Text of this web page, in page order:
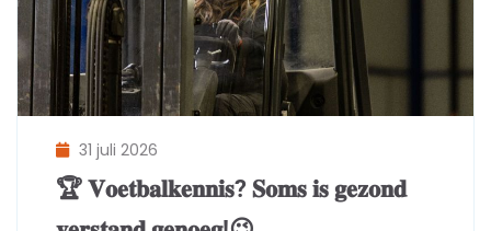
🏆 𝐕𝐨𝐞𝐭𝐛𝐚𝐥𝐤𝐞𝐧𝐧𝐢𝐬? 𝐒𝐨𝐦𝐬 𝐢𝐬 𝐠𝐞𝐳𝐨𝐧𝐝
31 juli 2026